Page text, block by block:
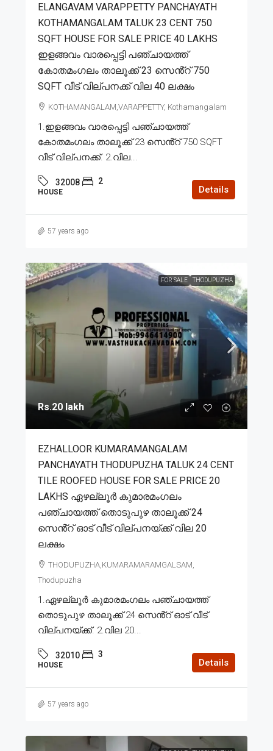
ELANGAVAM VARAPPETTY PANCHAYATH
KOTHAMANGALAM TALUK 23 CENT 750
SQFT HOUSE FOR SALE PRICE 40 LAKHS
ഇളങ്ങവം വാരപ്പെട്ടി പഞ്ചായത്ത്
കോതമംഗലം താലൂക്ക് 23 സെൻ്റ് 750
SQFT വീട് വില്പനക്ക് വില 40 ലക്ഷം
KOTHAMANGALAM,VARAPPETTY, Kothamangalam
1.ഇളങ്ങവം വാരപ്പെട്ടി പഞ്ചായത്ത്
കോതമംഗലം താലൂക്ക് 23 സെൻ്റ് 750 SQFT
വീട് വില്പനക്ക്. 2.വില...
32008 2
HOUSE Details
57 years ago
FOR SALE THODUPUZHA
Rs.20 lakh
EZHALLOOR KUMARAMANGALAM
PANCHAYATH THODUPUZHA TALUK 24 CENT
TILE ROOFED HOUSE FOR SALE PRICE 20
LAKHS ഏഴല്ലൂർ കുമാരമംഗലം
പഞ്ചായത്ത് തൊടുപുഴ താലൂക്ക് 24
സെൻ്റ് ഓട് വീട് വില്പനയ്ക്ക് വില 20
ലക്ഷം
THODUPUZHA,KUMARAMARAMGALSAM,
Thodupuzha
1.ഏഴല്ലൂർ കുമാരമംഗലം പഞ്ചായത്ത്
തൊടുപുഴ താലൂക്ക് 24 സെൻ്റ് ഓട് വീട്
വില്പനയ്ക്ക്. 2.വില 20...
32010 3
HOUSE Details
57 years ago